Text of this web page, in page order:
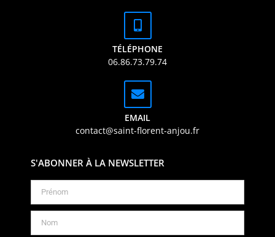
TÉLÉPHONE
06.86.73.79.74
EMAIL
contact@saint-florent-anjou.fr
S'ABONNER À LA NEWSLETTER